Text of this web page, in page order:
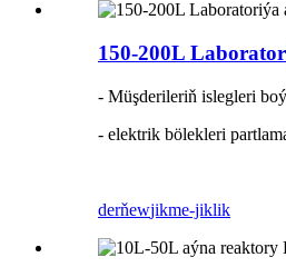
150-200L
- Müşderileriň islegleri
- elektrik bölekleri
derňewjikme-jiklik